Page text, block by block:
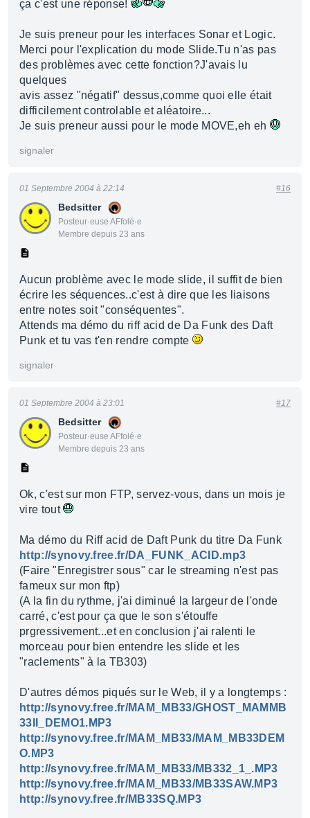
ça c'est une réponse!
Je suis preneur pour les interfaces Sonar et Logic.
Merci pour l'explication du mode Slide.Tu n'as pas
des problèmes avec cette fonction?J'avais lu
quelques
avis assez "négatif" dessus,comme quoi elle était
difficilement controlable et aléatoire...
Je suis preneur aussi pour le mode MOVE,eh eh
signaler
Bedsitter
Posteur·euse AFfolé·e
Membre depuis 23 ans
01 Septembre 2004 à 22:14 #16
Aucun problème avec le mode slide, il suffit de bien
écrire les séquences..c'est à dire que les liaisons
entre notes soit "conséquentes".
Attends ma démo du riff acid de Da Funk des Daft
Punk et tu vas t'en rendre compte
signaler
Bedsitter
Posteur·euse AFfolé·e
Membre depuis 23 ans
01 Septembre 2004 à 23:01 #17
Ok, c'est sur mon FTP, servez-vous, dans un mois je
vire tout
Ma démo du Riff acid de Daft Punk du titre Da Funk
http://synovy.free.fr/DA_FUNK_ACID.mp3
(Faire "Enregistrer sous" car le streaming n'est pas
fameux sur mon ftp)
(A la fin du rythme, j'ai diminué la largeur de l'onde
carré, c'est pour ça que le son s'étouffe
prgressivement...et en conclusion j'ai ralenti le
morceau pour bien entendre les slide et les
"raclements" à la TB303)
D'autres démos piqués sur le Web, il y a longtemps :
http://synovy.free.fr/MAM_MB33/GHOST_MAMMB
33II_DEMO1.MP3
http://synovy.free.fr/MAM_MB33/MAM_MB33DEM
O.MP3
http://synovy.free.fr/MAM_MB33/MB332_1_.MP3
http://synovy.free.fr/MAM_MB33/MB33SAW.MP3
http://synovy.free.fr/MB33SQ.MP3